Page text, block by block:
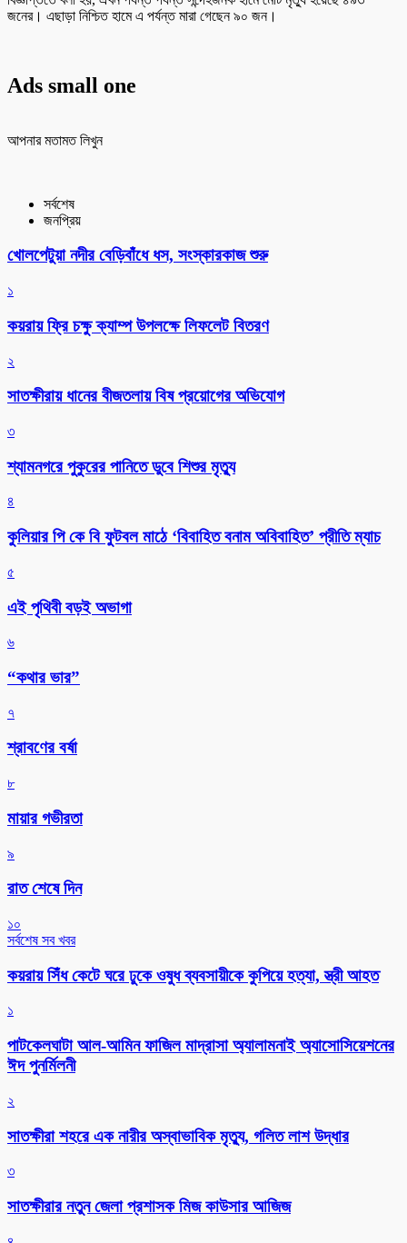
জনের। এছাড়া নিশ্চিত হামে এ পর্যন্ত মারা গেছেন ৯০ জন।
Ads small one
আপনার মতামত লিখুন
সর্বশেষ
জনপ্রিয়
খোলপেটুয়া নদীর বেড়িবাঁধে ধস, সংস্কারকাজ শুরু
১
কয়রায় ফ্রি চক্ষু ক্যাম্প উপলক্ষে লিফলেট বিতরণ
২
সাতক্ষীরায় ধানের বীজতলায় বিষ প্রয়োগের অভিযোগ
৩
শ্যামনগরে পুকুরের পানিতে ডুবে শিশুর মৃত্যু
৪
কুলিয়ার পি কে বি ফুটবল মাঠে ‘বিবাহিত বনাম অবিবাহিত’ প্রীতি ম্যাচ
৫
এই পৃথিবী বড়ই অভাগা
৬
“কথার ভার”
৭
শ্রাবণের বর্ষা
৮
মায়ার গভীরতা
৯
রাত শেষে দিন
১০
সর্বশেষ সব খবর
কয়রায় সিঁধ কেটে ঘরে ঢুকে ওষুধ ব্যবসায়ীকে কুপিয়ে হত্যা, স্ত্রী আহত
১
পাটকেলঘাটা আল-আমিন ফাজিল মাদ্রাসা অ্যালামনাই অ্যাসোসিয়েশনের
ঈদ পুনর্মিলনী
২
সাতক্ষীরা শহরে এক নারীর অস্বাভাবিক মৃত্যু, গলিত লাশ উদ্ধার
৩
সাতক্ষীরার নতুন জেলা প্রশাসক মিজ কাউসার আজিজ